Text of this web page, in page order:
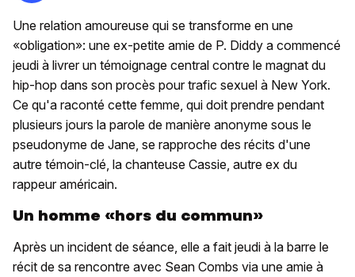
Une relation amoureuse qui se transforme en une
«obligation»: une ex-petite amie de P. Diddy a commencé
jeudi à livrer un témoignage central contre le magnat du
hip-hop dans son procès pour trafic sexuel à New York.
Ce qu'a raconté cette femme, qui doit prendre pendant
plusieurs jours la parole de manière anonyme sous le
pseudonyme de Jane, se rapproche des récits d'une
autre témoin-clé, la chanteuse Cassie, autre ex du
rappeur américain.
Un homme «hors du commun»
Après un incident de séance, elle a fait jeudi à la barre le
récit de sa rencontre avec Sean Combs via une amie à